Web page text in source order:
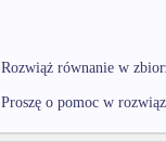
Rozwiąż równanie w
Proszę o pomoc w